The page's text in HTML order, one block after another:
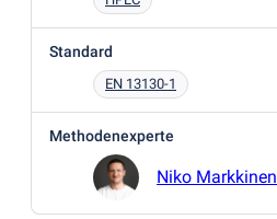
Standard
EN 13130-1
Methodenexperte
Niko Markkinen